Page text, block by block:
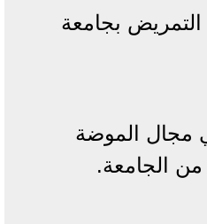
بجامعة
مجال الموضة
من الجامعة.